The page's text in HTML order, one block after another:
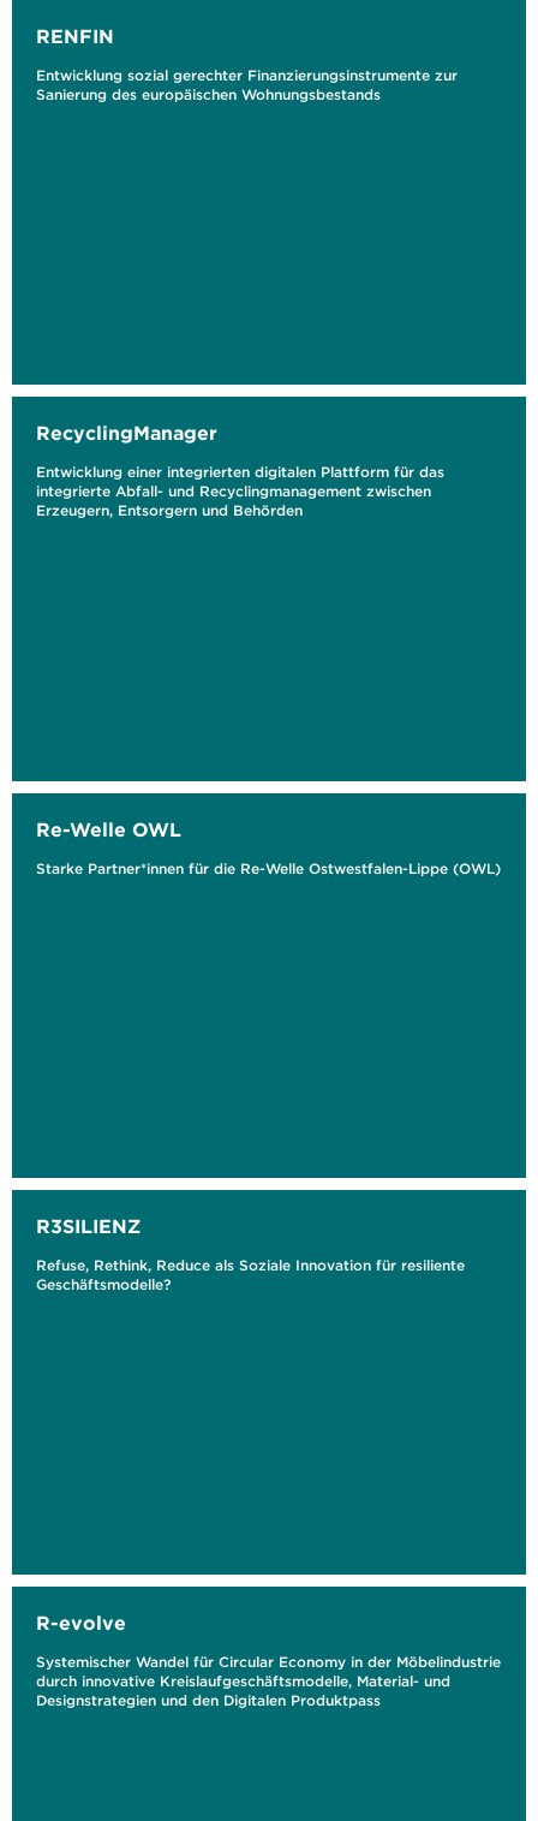
RENFIN
Entwicklung sozial gerechter Finanzierungsinstrumente zur
Sanierung des europäischen Wohnungsbestands
RecyclingManager
Entwicklung einer integrierten digitalen Plattform für das
integrierte Abfall- und Recyclingmanagement zwischen
Erzeugern, Entsorgern und Behörden
Re-Welle OWL
Starke Partner*innen für die Re-Welle Ostwestfalen-Lippe (OWL)
R3SILIENZ
Refuse, Rethink, Reduce als Soziale Innovation für resiliente
Geschäftsmodelle?
R-evolve
Systemischer Wandel für Circular Economy in der Möbelindustrie
durch innovative Kreislaufgeschäftsmodelle, Material- und
Designstrategien und den Digitalen Produktpass